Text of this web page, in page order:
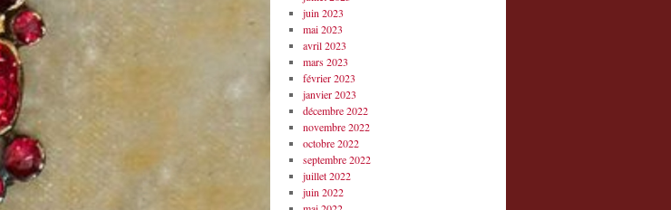
juin 2023
mai 2023
avril 2023
mars 2023
février 2023
janvier 2023
décembre 2022
novembre 2022
octobre 2022
septembre 2022
juillet 2022
juin 2022